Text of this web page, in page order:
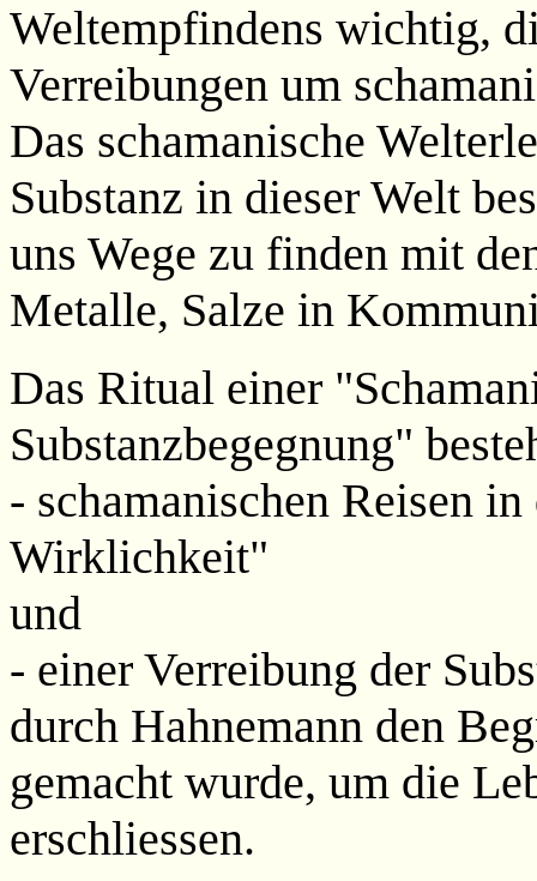
Weltempfindens wichtig,
Verreibungen um
Das schamanische
Substanz in dieser Welt
uns Wege zu finden mit
Metalle, Salze in
Das Ritual einer
Substanzbegegnung"
- schamanischen Reisen
Wirklichkeit"
und
- einer Verreibung der
durch Hahnemann den
gemacht wurde, um die
erschliessen.